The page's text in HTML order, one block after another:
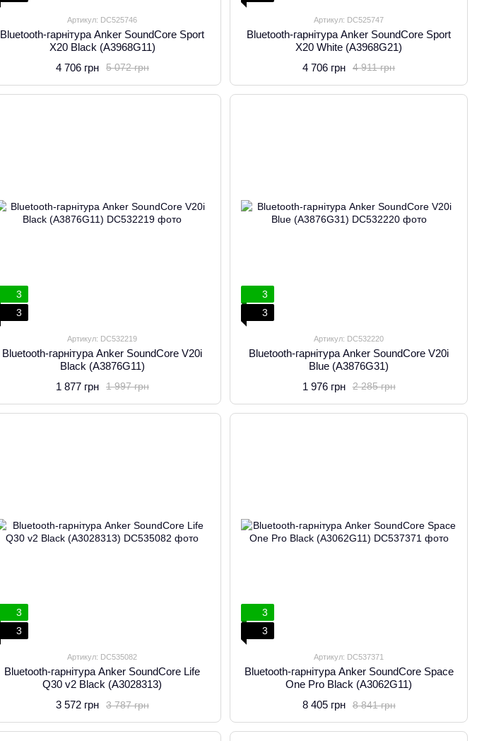
Артикул: DC525746
Bluetooth-гарнітура Anker SoundCore Sport
X20 Black (A3968G11)
5 072 грн
4 706 грн
Артикул: DC525747
Bluetooth-гарнітура Anker SoundCore Sport
X20 White (A3968G21)
4 911 грн
4 706 грн
3
3
Артикул: DC532219
Bluetooth-гарнітура Anker SoundCore V20i
Black (A3876G11)
1 997 грн
1 877 грн
3
3
Артикул: DC532220
Bluetooth-гарнітура Anker SoundCore V20i
Blue (A3876G31)
2 285 грн
1 976 грн
3
3
Артикул: DC535082
Bluetooth-гарнітура Anker SoundCore Life
Q30 v2 Black (A3028313)
3 787 грн
3 572 грн
3
3
Артикул: DC537371
Bluetooth-гарнітура Anker SoundCore Space
One Pro Black (A3062G11)
8 841 грн
8 405 грн